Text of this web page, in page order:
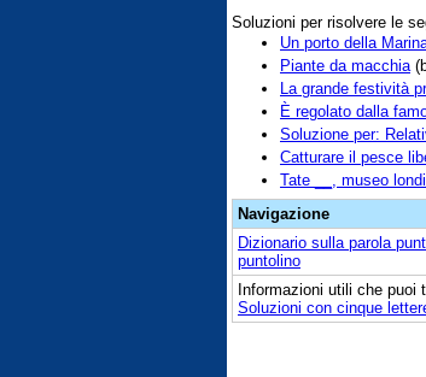
Soluzioni per risolvere le
Un porto della
Piante da macchia
La grande festività
È regolato dalla
Soluzione per:
Catturare il pesce
Tate __, museo
Navigazione
Dizionario sulla parola
puntolino
Informazioni utili che puoi
Soluzioni con cinque